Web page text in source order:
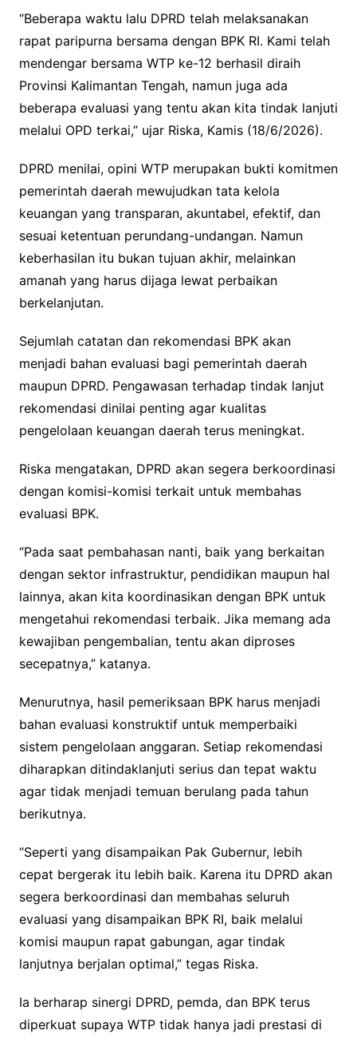
“Beberapa waktu lalu DPRD telah melaksanakan
rapat paripurna bersama dengan BPK RI. Kami telah
mendengar bersama WTP ke-12 berhasil diraih
Provinsi Kalimantan Tengah, namun juga ada
beberapa evaluasi yang tentu akan kita tindak lanjuti
melalui OPD terkai,” ujar Riska, Kamis (18/6/2026).
DPRD menilai, opini WTP merupakan bukti komitmen
pemerintah daerah mewujudkan tata kelola
keuangan yang transparan, akuntabel, efektif, dan
sesuai ketentuan perundang-undangan. Namun
keberhasilan itu bukan tujuan akhir, melainkan
amanah yang harus dijaga lewat perbaikan
berkelanjutan.
Sejumlah catatan dan rekomendasi BPK akan
menjadi bahan evaluasi bagi pemerintah daerah
maupun DPRD. Pengawasan terhadap tindak lanjut
rekomendasi dinilai penting agar kualitas
pengelolaan keuangan daerah terus meningkat.
Riska mengatakan, DPRD akan segera berkoordinasi
dengan komisi-komisi terkait untuk membahas
evaluasi BPK.
“Pada saat pembahasan nanti, baik yang berkaitan
dengan sektor infrastruktur, pendidikan maupun hal
lainnya, akan kita koordinasikan dengan BPK untuk
mengetahui rekomendasi terbaik. Jika memang ada
kewajiban pengembalian, tentu akan diproses
secepatnya,” katanya.
Menurutnya, hasil pemeriksaan BPK harus menjadi
bahan evaluasi konstruktif untuk memperbaiki
sistem pengelolaan anggaran. Setiap rekomendasi
diharapkan ditindaklanjuti serius dan tepat waktu
agar tidak menjadi temuan berulang pada tahun
berikutnya.
“Seperti yang disampaikan Pak Gubernur, lebih
cepat bergerak itu lebih baik. Karena itu DPRD akan
segera berkoordinasi dan membahas seluruh
evaluasi yang disampaikan BPK RI, baik melalui
komisi maupun rapat gabungan, agar tindak
lanjutnya berjalan optimal,” tegas Riska.
Ia berharap sinergi DPRD, pemda, dan BPK terus
diperkuat supaya WTP tidak hanya jadi prestasi di